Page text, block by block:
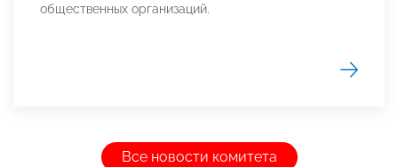
общественных организаций.
Все новости комитета